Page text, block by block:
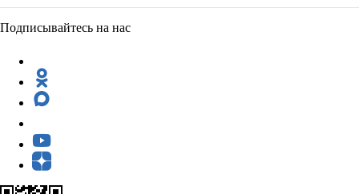
Подписывайтесь на нас